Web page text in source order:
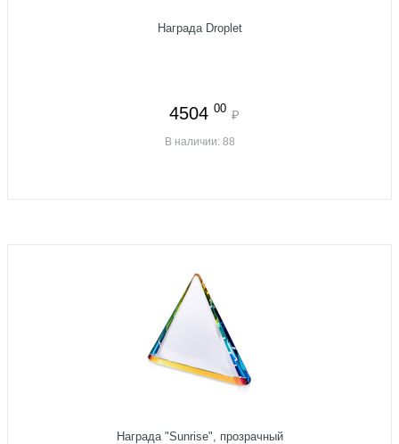
Награда Droplet
4504 00 ₽
В наличии: 88
Награда "Sunrise", прозрачный